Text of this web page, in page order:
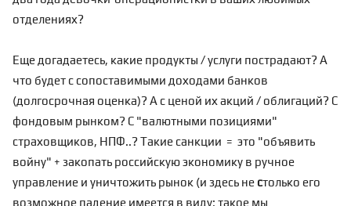
отделениях?
Еще догадаетесь, какие продукты / услуги пострадают? А
что будет с сопоставимыми доходами банков
(долгосрочная оценка)? А с ценой их акций / облигаций? С
фондовым рынком? С "валютными позициями"
страховщиков, НПФ..? Такие санкции = это "объявить
войну" + закопать российскую экономику в ручное
управление и уничтожить рынок (и здесь не столько его
возможное падение имеется в виду; такое мы